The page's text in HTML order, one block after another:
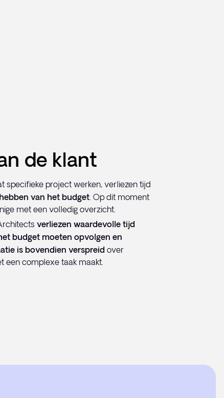
de klant
specifieke project werken, verliezen tijd
van het budget. Op dit moment
met een volledig overzicht.
verliezen waardevolle tijd
budget moeten opvolgen en
is bovendien verspreid over
een complexe taak maakt.